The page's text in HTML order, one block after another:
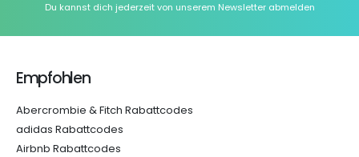
Du kannst dich jederzeit von unserem Newsletter abmelden
Empfohlen
Abercrombie & Fitch Rabattcodes
adidas Rabattcodes
Airbnb Rabattcodes